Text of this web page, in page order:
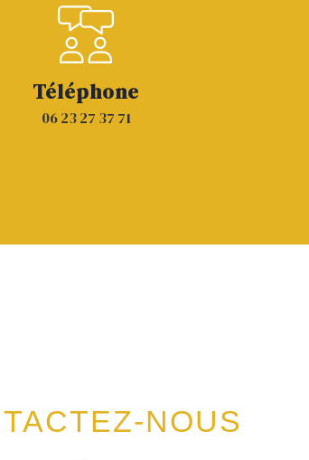
Téléphone
06 23 27 37 71
NOUS